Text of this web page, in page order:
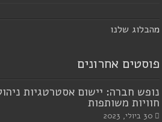
מהבלוג שלנו
פוסטים אחרונים
נופש חברה: יישום אסטרטגיות
חוויות משותפות
30 ביולי, 2023